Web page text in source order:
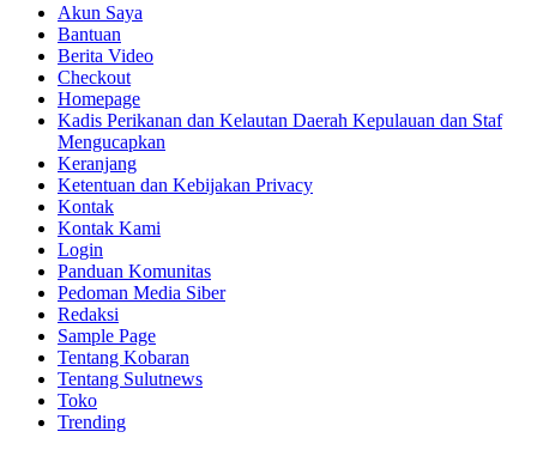
Akun Saya
Bantuan
Berita Video
Checkout
Homepage
Kadis Perikanan dan Kelautan Daerah Kepulauan dan Staf
Mengucapkan
Keranjang
Ketentuan dan Kebijakan Privacy
Kontak
Kontak Kami
Login
Panduan Komunitas
Pedoman Media Siber
Redaksi
Sample Page
Tentang Kobaran
Tentang Sulutnews
Toko
Trending